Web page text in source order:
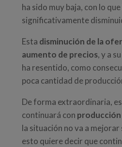
ha sido muy baja, con lo
significativamente
Esta disminución de la
aumento de precios, y a
ha resentido, como
poca cantidad de
De forma extraordinaria,
continuará con producción
la situación no va a
esto quiere decir que